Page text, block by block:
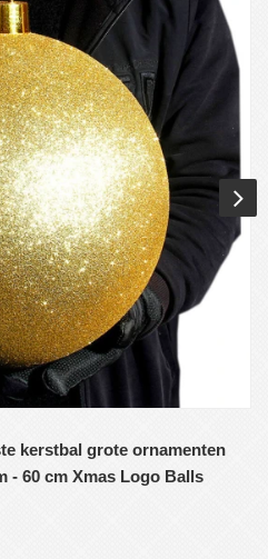
kerstbal grote ornamenten
- 60 cm Xmas Logo Balls